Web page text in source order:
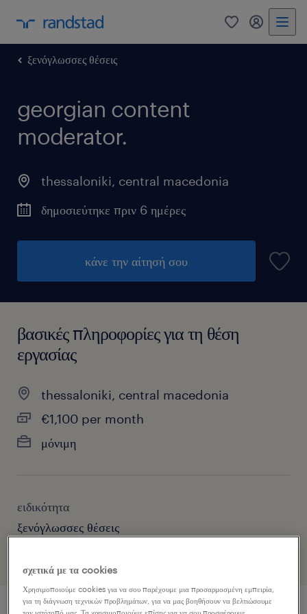
0 my
ξενόγλωσσες θέσεις
georgian content
moderator.
thessaloniki, central macedonia
δημοσιεύτηκε πριν 6 ημέρες
κάνε την αίτησή σου
βασικές πληροφορίες για τη θέση
εργασίας
thessaloniki, central macedonia
€1,100 per month
μόνιμη
ειδικότητα
ξενόγλωσσες θέσεις
σχετικά με τα cookies
Χρησιμοποιούμε cookies για να σου παρέχουμε μια προσαρμοσμένη εμπειρία,
για τη διάγνωση τεχνικών προβλημάτων, για να μας βοηθήσουν να βελτιώσουμε